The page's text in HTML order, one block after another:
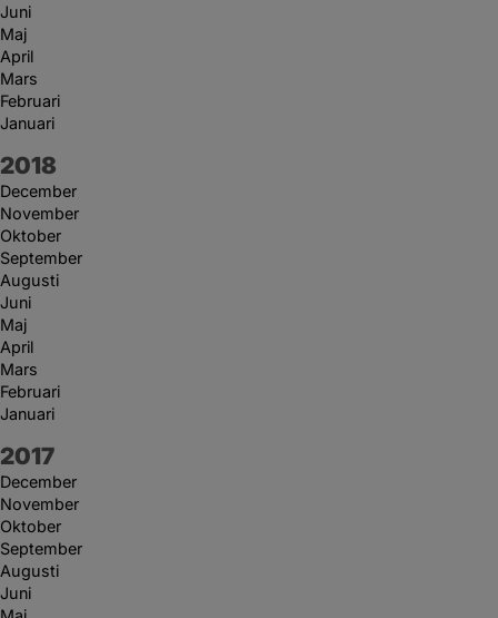
Juni
Maj
April
Mars
Februari
Januari
År:
2018
December
November
Oktober
September
Augusti
Juni
Maj
April
Mars
Februari
Januari
År:
2017
December
November
Oktober
September
Augusti
Juni